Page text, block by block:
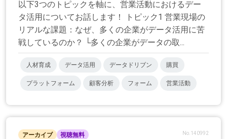
以下3つのトピックを軸に、営業活動におけるデー
タ活用についてお話します！ トピック1 営業現場の
リアルな課題：なぜ、多くの企業がデータ活用に苦
戦しているのか？ └多くの企業がデータの取...
人材育成 データ活用 データドリブン 購買
プラットフォーム 顧客分析 フォーム 営業活動
アーカイブ 視聴無料 No.140992